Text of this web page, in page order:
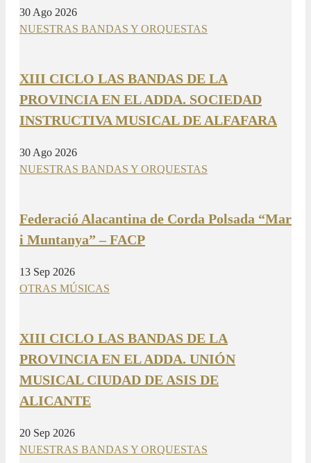
30 Ago 2026
NUESTRAS BANDAS Y ORQUESTAS
XIII CICLO LAS BANDAS DE LA
PROVINCIA EN EL ADDA. SOCIEDAD
INSTRUCTIVA MUSICAL DE ALFAFARA
30 Ago 2026
NUESTRAS BANDAS Y ORQUESTAS
Federació Alacantina de Corda Polsada “Mar
i Muntanya” – FACP
13 Sep 2026
OTRAS MÚSICAS
XIII CICLO LAS BANDAS DE LA
PROVINCIA EN EL ADDA. UNIÓN
MUSICAL CIUDAD DE ASIS DE
ALICANTE
20 Sep 2026
NUESTRAS BANDAS Y ORQUESTAS